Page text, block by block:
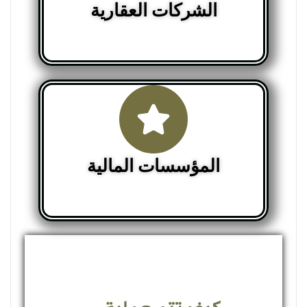
الشركات العقارية
المؤسسات المالية